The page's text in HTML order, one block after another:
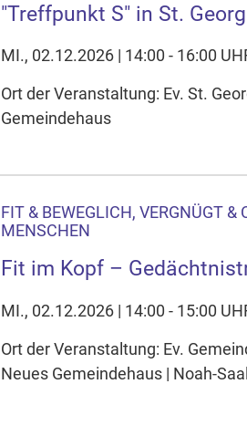
"Treffpunkt S" in St. Georg
MI., 02.12.2026 | 14:00 - 16:00
Ort der Veranstaltung: Ev. St.
Gemeindehaus
FIT & BEWEGLICH, VERGNÜGT &
MENSCHEN
Fit im Kopf –
MI., 02.12.2026 | 14:00 - 15:00
Ort der Veranstaltung: Ev.
Neues Gemeindehaus | Noah-Saal